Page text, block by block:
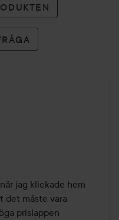
jag klickade hem
det måste vara
prislappen